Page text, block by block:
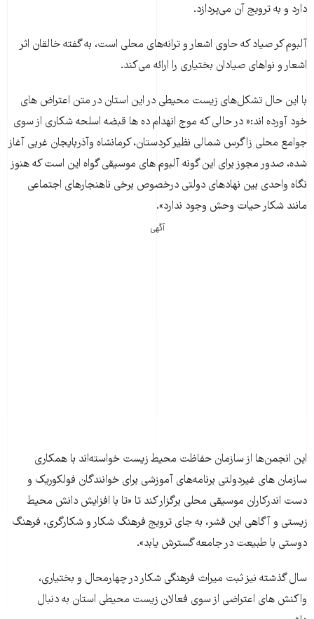
دارد و به ترویج آن می‌پردازد.
آلبوم کر صیاد که حاوی اشعار و ترانه‌های محلی است، به گفته خالقان اثر
اشعار و نواهای صیادان بختیاری را ارائه می‌کند.
با این حال تشکل‌های زیست محیطی در این استان در متن اعتراض های
خود آورده اند:« در حالی که موج انهدام ده ها قبضه اسلحه شکاری از سوی
جوامع محلی زاگرس شمالی نظیر کردستان، کرمانشاه وآذربایجان غربی آغاز
شده، صدور مجوز برای این گونه آلبوم های موسیقی گواه این است که هنوز
نگاه واحدی بین نهادهای دولتی درخصوص برخی ناهنجارهای اجتماعی
مانند شکار حیات وحش وجود ندارد».
آگهی
این انجمن‌ها از سازمان حفاظت محیط زیست خواسته‌‌اند با همکاری
سازمان های غیردولتی برنامه‌های آموزشی برای خوانندگان فولکوریک و
دست اندرکاران موسیقی محلی برگزار کند تا «تا با افزایش دانش محیط
زیستی و آگاهی این قشر، به جای ترویج فرهنگ شکار و شکارگری، فرهنگ
دوستی با طبیعت در جامعه گسترش یابد».
سال گذشته نیز ثبت میراث فرهنگی شکار در چهارمحال و بختیاری،
واکنش های اعتراضی از سوی فعالان زیست محیطی استان به دنبال